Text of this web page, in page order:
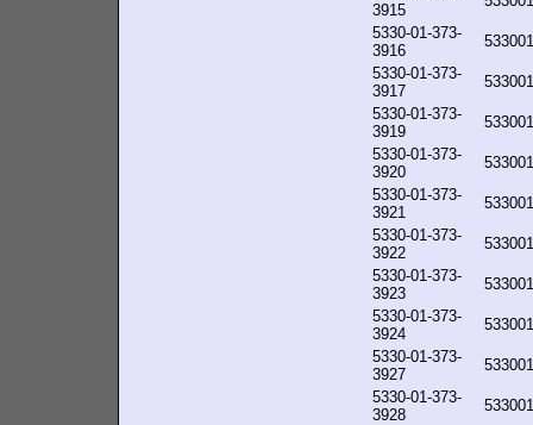
3915
5330-01-373-
3916
5330-01-373-
3917
5330-01-373-
3919
5330-01-373-
3920
5330-01-373-
3921
5330-01-373-
3922
5330-01-373-
3923
5330-01-373-
3924
5330-01-373-
3927
5330-01-373-
3928